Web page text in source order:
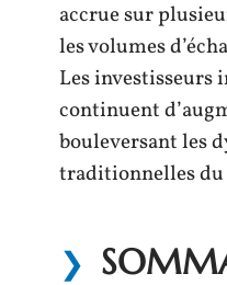
accrue sur
les volumes
Les
continuent
bouleversant les
traditionnelles du